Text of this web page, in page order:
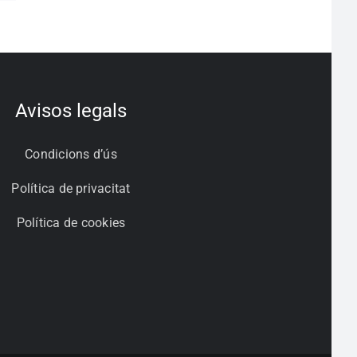
Avisos legals
Condicions d’ús
Política de privacitat
Política de cookies